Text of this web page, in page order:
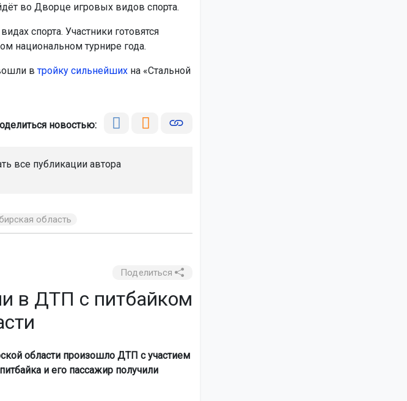
во Дворце игровых видов спорта.
спорта. Участники готовятся
национальном турнире года.
втройку сильнейшихна «Стальной
новостью:
все публикации автора
область
Поделиться
в ДТП с питбайком
области произошло ДТП с участием
и его пассажир получили